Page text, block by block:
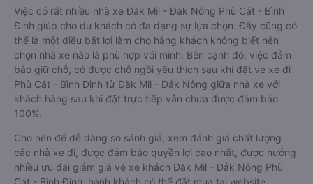
Việc có rất nhiều nhà xe Đăk Mil - Đắk Nông Phù Cát - Bình
Định giúp cho du khách có đa dạng sự lựa chọn. Đây cũng có
thể là một điều bất lợi làm cho hàng khách không biết nên
chọn nhà xe nào là phù hợp với mình. Bên cạnh đó, việc đảm
bảo giữ chỗ, có được chỗ ngồi yêu thích sau khi đặt vé xe đi
Phù Cát - Bình Định từ Đăk Mil - Đắk Nông giữa nhà xe với
khách hàng sau khi đặt trực tiếp vẫn chưa được đảm bảo
100%.
Cho nên để dễ dàng so sánh giá, xem đánh giá chất lượng
các nhà xe đi, được đảm bảo quyền lợi cao nhất, được hưởng
nhiều ưu đãi giảm giá vé xe khách Đăk Mil - Đắk Nông Phù
Cát - Bình Định, hành khách có thể đặt mua tại website